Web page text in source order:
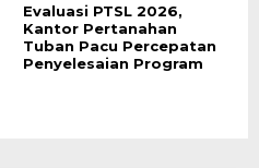
Evaluasi PTSL 2026,
Kantor Pertanahan
Tuban Pacu Percepatan
Penyelesaian Program